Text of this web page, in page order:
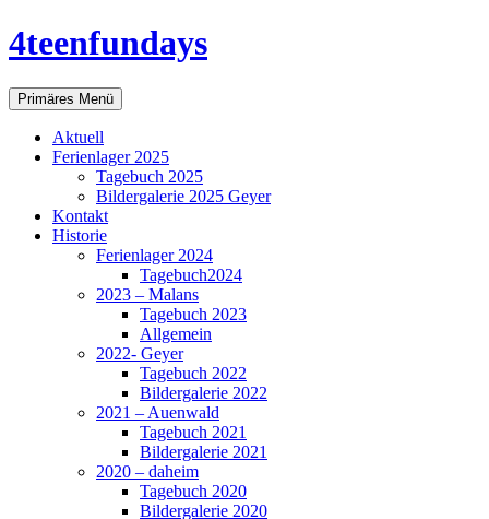
Zum
Inhalt
4teenfundays
Suchen
Primäres Menü
Aktuell
Ferienlager 2025
Tagebuch 2025
Bildergalerie 2025 Geyer
Kontakt
Historie
Ferienlager 2024
Tagebuch2024
2023 – Malans
Tagebuch 2023
Allgemein
2022- Geyer
Tagebuch 2022
Bildergalerie 2022
2021 – Auenwald
Tagebuch 2021
Bildergalerie 2021
2020 – daheim
Tagebuch 2020
Bildergalerie 2020